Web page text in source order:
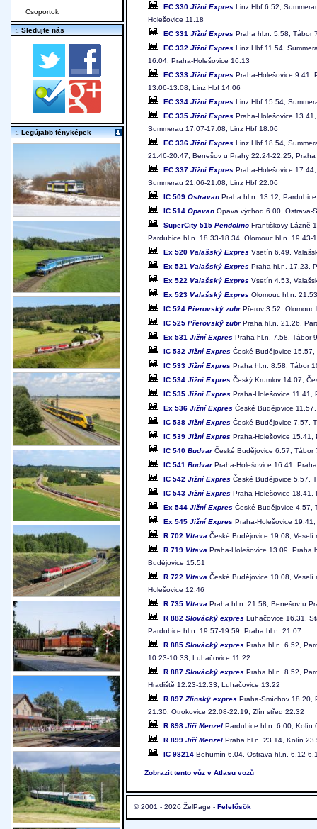
EC 330 Jižní Expres Linz Hbf 6.52,
Holešovice 11.18
EC 331 Jižní Expres Praha hl.n. 5.58, Tábor
EC 332 Jižní Expres Linz Hbf 11.54,
16.04, Praha-Holešovice 16.13
EC 333 Jižní Expres Praha-Holešovice 9.41,
13.06-13.08, Linz Hbf 14.06
EC 334 Jižní Expres Linz Hbf 15.54,
EC 335 Jižní Expres Praha-Holešovice
Summerau 17.07-17.08, Linz Hbf 18.06
EC 336 Jižní Expres Linz Hbf 18.54,
21.46-20.47, Benešov u Prahy 22.24-22.25,
EC 337 Jižní Expres Praha-Holešovice
Summerau 21.06-21.08, Linz Hbf 22.06
IC 509 Ostravan Praha hl.n. 13.12,
IC 514 Opavan Opava východ 6.00, Ostrava-
SuperCity 515 Pendolino Františkovy Lázně
Pardubice hl.n. 18.33-18.34, Olomouc hl.n.
Ex 520 Valašský Expres Vsetín 6.49,
Ex 521 Valašský Expres Praha hl.n. 17.23,
Ex 522 Valašský Expres Vsetín 4.53,
Ex 523 Valašský Expres Olomouc hl.n.
IC 524 Přerovský zubrPřerov 3.52, Olomouc
IC 525 Přerovský zubrPraha hl.n. 21.26,
Ex 531 Jižní Expres Praha hl.n. 7.58, Tábor
IC 532 Jižní Expres České Budějovice
IC 533 Jižní Expres Praha hl.n. 8.58, Tábor
IC 534 Jižní Expres Český Krumlov 14.07,
IC 535 Jižní Expres Praha-Holešovice 11.41,
Ex 536 Jižní Expres České Budějovice
IC 538 Jižní Expres České Budějovice 7.57,
IC 539 Jižní Expres Praha-Holešovice
IC 540 BudvarČeské Budějovice 6.57, Tábor
IC 541 BudvarPraha-Holešovice 16.41,
IC 542 Jižní Expres České Budějovice 5.57,
IC 543 Jižní Expres Praha-Holešovice
Ex 544 Jižní Expres České Budějovice 4.57,
Ex 545 Jižní Expres Praha-Holešovice
R 702 Vltava České Budějovice 19.08,
R 719 Vltava Praha-Holešovice 13.09, Praha
Budějovice 15.51
R 722 Vltava České Budějovice 10.08,
Holešovice 12.46
R 735 Vltava Praha hl.n. 21.58, Benešov u
R 882 Slovácký expres Luhačovice 16.31,
Pardubice hl.n. 19.57-19.59, Praha hl.n. 21.07
R 885 Slovácký expres Praha hl.n. 6.52,
10.23-10.33, Luhačovice 11.22
R 887 Slovácký expres Praha hl.n. 8.52,
Hradiště 12.23-12.33, Luhačovice 13.22
R 897 Zlínský expres Praha-Smíchov 18.20,
21.30, Otrokovice 22.08-22.19, Zlín střed 22.32
R 898 Jiří Menzel Pardubice hl.n. 6.00, Kolín
R 899 Jiří Menzel Praha hl.n. 23.14, Kolín
IC 98214 Bohumín 6.04, Ostrava hl.n. 6.12-
Zobrazit tento vůz v Atlasu vozů
© 2001 - 2026 ŽelPage - Felelősök
Csoportok
:. Sledujte nás
:. Legújabb fényképek